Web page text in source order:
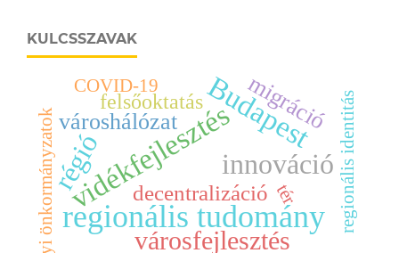
KULCSSZAVAK
regionális tudomány
vidékfejlesztésBudapest
innováció
régió
városfejlesztés
városhálózat migráció
decentralizáció
felsőoktatás
COVID-19
helyi önkormányzatok regionális identitás
tér